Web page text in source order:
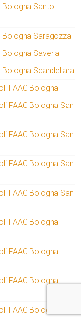
Bologna Santo
Bologna Saragozza
Bologna Savena
Bologna Scandellara
FAAC Bologna
FAAC Bologna San
FAAC Bologna San
FAAC Bologna San
FAAC Bologna San
FAAC Bologna
FAAC Bologna
FAAC Bologna
FAAC Bologna